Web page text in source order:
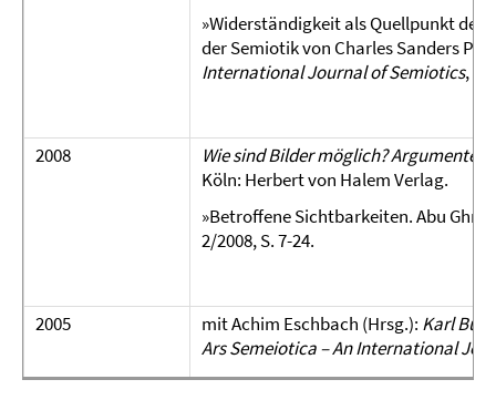
»Widerständigkeit als Quellpunkt der
der Semiotik von Charles Sanders
International Journal of Semiotics,
2008
Wie sind Bilder möglich? Argumente
Köln: Herbert von Halem Verlag.
»Betroffene Sichtbarkeiten. Abu
2/2008, S. 7-24.
2005 mit Achim Eschbach (Hrsg.): Karl
Ars Semeiotica – An International